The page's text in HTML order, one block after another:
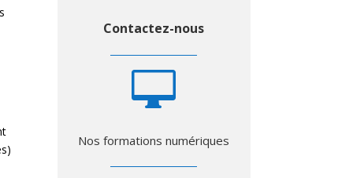
Contactez-nous

Nos formations numériques